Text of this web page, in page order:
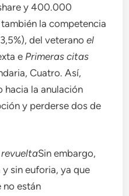
y 400.000
la competencia
del veterano el
e Primeras citas
Cuatro. Así,
hacia la anulación
y perderse dos de
Sin embargo,
sin euforia, ya que
no están